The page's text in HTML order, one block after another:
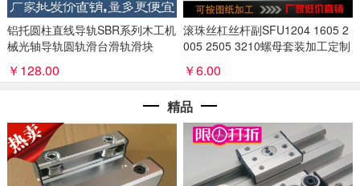
铝托圆柱直线导轨SBR系列木工机
械光轴导轨圆轨滑台滑轨滑块
￥128.00
滚珠丝杠丝杆副SFU1204 1605 2
005 2505 3210螺母套装加工定制
￥6.00
精品